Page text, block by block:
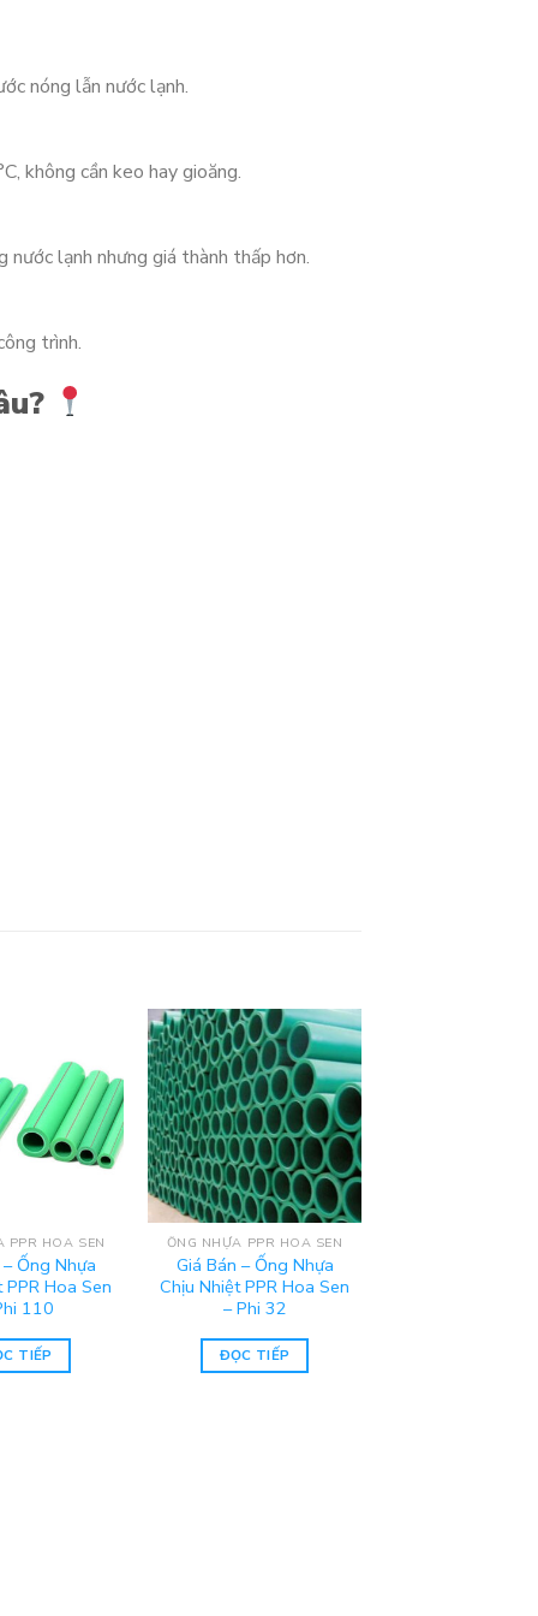
nóng lẫn nước lạnh.
không cần keo hay gioăng.
nước lạnh nhưng giá thành thấp hơn.
trình.
PPR HOA SEN
Ống Nhựa
Hoa Sen
110
TIẾP
ỐNG NHỰA PPR HOA SEN
Giá Bán – Ống Nhựa
Chịu Nhiệt PPR Hoa Sen
– Phi 32
ĐỌC TIẾP